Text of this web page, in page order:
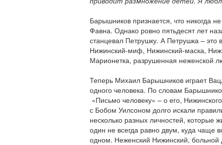
Барышников признается, что никогда
Фавна. Однако ровно пятьдесят лет
станцевал Петрушку. А Петрушка – это
Нижинский-миф, Нижинский-маска,
Марионетка, разрушенная неженской
Теперь Михаил Барышников играет
одного человека. По словам
«Письмо человеку» – о его,
с Бобом Уилсоном долго искали
несколько разных личностей, которые
один не всегда равно двум, куда чаще
одном. Неженский Нижинский,